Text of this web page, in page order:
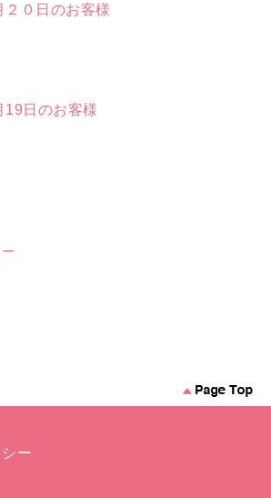
２０日のお客様
19日のお客様
ー